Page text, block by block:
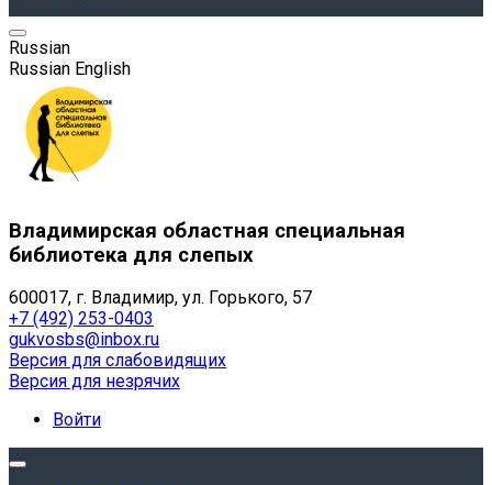
Russian
Russian English
Владимирская областная специальная
библиотека для слепых
600017, г. Владимир, ул. Горького, 57
+7 (492) 253-0403
gukvosbs@inbox.ru
Версия для слабовидящих
Версия для незрячих
Войти